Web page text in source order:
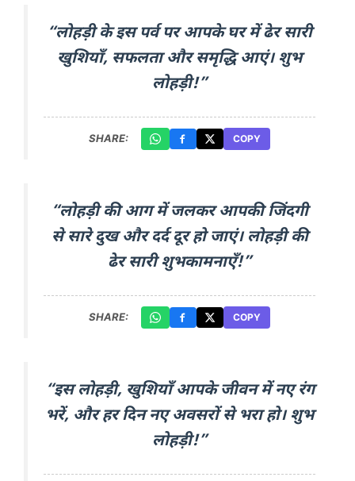
“लोहड़ी के इस पर्व पर आपके घर में ढेर सारी
खुशियाँ, सफलता और समृद्धि आएं। शुभ
लोहड़ी!”
SHARE: COPY
“लोहड़ी की आग में जलकर आपकी जिंदगी
से सारे दुख और दर्द दूर हो जाएं। लोहड़ी की
ढेर सारी शुभकामनाएँ!”
SHARE: COPY
“इस लोहड़ी, खुशियाँ आपके जीवन में नए रंग
भरें, और हर दिन नए अवसरों से भरा हो। शुभ
लोहड़ी!”